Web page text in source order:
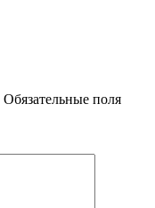
Обязательные поля